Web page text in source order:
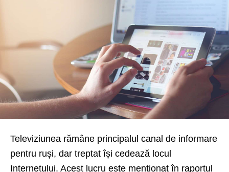
Televiziunea rămâne principalul canal de informare
pentru ruși, dar treptat își cedează locul
Internetului. Acest lucru este menționat în raportul